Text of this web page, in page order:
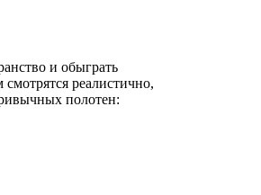
и обыграть
реалистично,
полотен: